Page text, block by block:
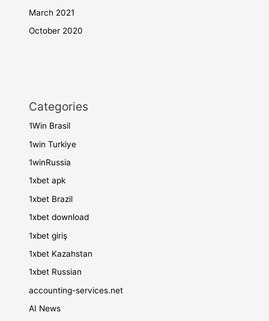
March 2021
October 2020
Categories
1Win Brasil
1win Turkiye
1winRussia
1xbet apk
1xbet Brazil
1xbet download
1xbet giriş
1xbet Kazahstan
1xbet Russian
accounting-services.net
AI News